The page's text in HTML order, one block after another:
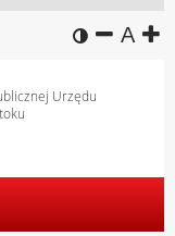
wersja
A
Urzędu